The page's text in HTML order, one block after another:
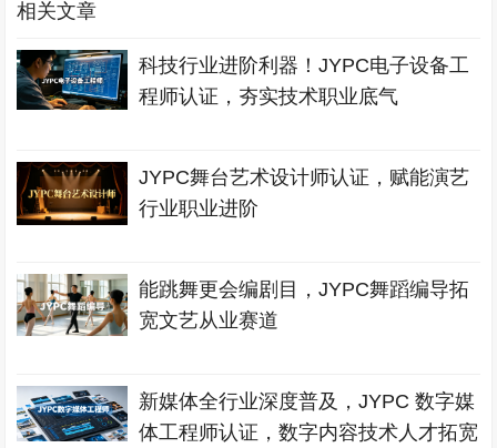
相关文章
科技行业进阶利器！JYPC电子设备工
程师认证，夯实技术职业底气
JYPC舞台艺术设计师认证，赋能演艺
行业职业进阶
能跳舞更会编剧目，JYPC舞蹈编导拓
宽文艺从业赛道
新媒体全行业深度普及，JYPC 数字媒
体工程师认证，数字内容技术人才拓宽